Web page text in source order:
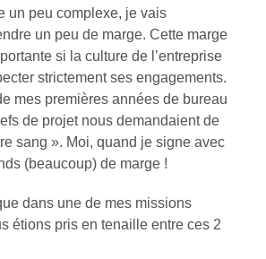
un peu complexe, je vais
un peu de marge. Cette marge
si la culture de l’entreprise
strictement ses engagements.
mes premières années de bureau
de projet nous demandaient de
sang ». Moi, quand je signe avec
(beaucoup) de marge !
dans une de mes missions
étions pris en tenaille entre ces 2